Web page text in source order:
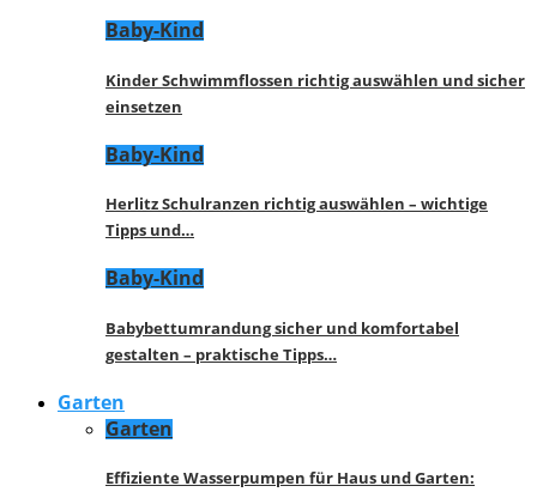
Baby-Kind
Kinder Schwimmflossen richtig auswählen und sicher
einsetzen
Baby-Kind
Herlitz Schulranzen richtig auswählen – wichtige
Tipps und…
Baby-Kind
Babybettumrandung sicher und komfortabel
gestalten – praktische Tipps…
Garten
Garten
Effiziente Wasserpumpen für Haus und Garten: